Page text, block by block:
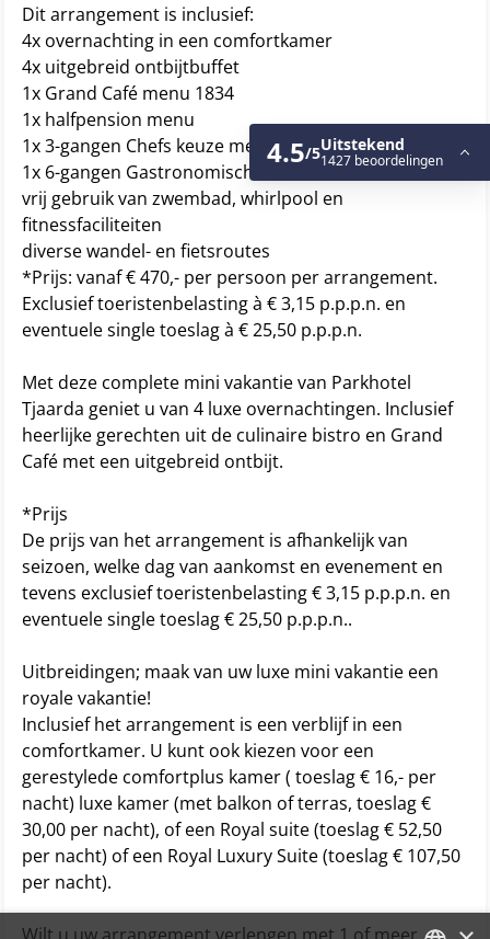
Dit arrangement is inclusief:
4x overnachting in een comfortkamer
4x uitgebreid ontbijtbuffet
1x Grand Café menu 1834
1x halfpension menu
1x 3-gangen Chefs keuze menu
1x 6-gangen Gastronomisch menu
vrij gebruik van zwembad, whirlpool en
fitnessfaciliteiten
diverse wandel- en fietsroutes
*Prijs: vanaf € 470,- per persoon per arrangement.
Exclusief toeristenbelasting à € 3,15 p.p.p.n. en
eventuele single toeslag à € 25,50 p.p.p.n.
Met deze complete mini vakantie van Parkhotel
Tjaarda geniet u van 4 luxe overnachtingen. Inclusief
heerlijke gerechten uit de culinaire bistro en Grand
Café met een uitgebreid ontbijt.
*Prijs
De prijs van het arrangement is afhankelijk van
seizoen, welke dag van aankomst en evenement en
tevens exclusief toeristenbelasting € 3,15 p.p.p.n. en
eventuele single toeslag € 25,50 p.p.p.n..
Uitbreidingen; maak van uw luxe mini vakantie een
royale vakantie!
Inclusief het arrangement is een verblijf in een
comfortkamer. U kunt ook kiezen voor een
gerestylede comfortplus kamer ( toeslag € 16,- per
nacht) luxe kamer (met balkon of terras, toeslag €
30,00 per nacht), of een Royal suite (toeslag € 52,50
per nacht) of een Royal Luxury Suite (toeslag € 107,50
per nacht).